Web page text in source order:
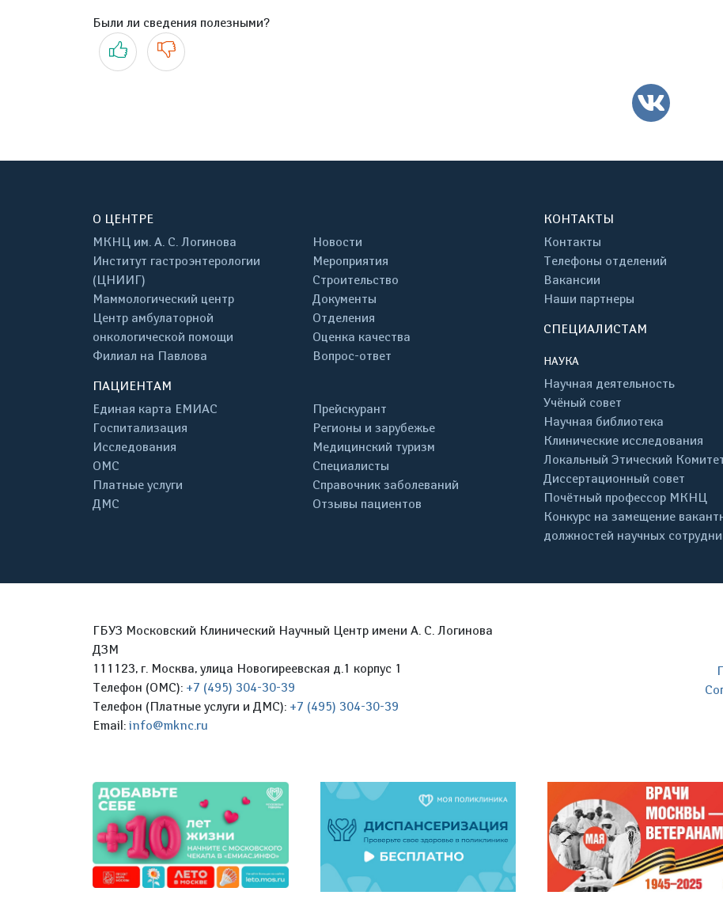
Были ли сведения полезными?
Да Нет
О ЦЕНТРЕ
МКНЦ им. А. С. Логинова
Институт гастроэнтерологии
(ЦНИИГ)
Маммологический центр
Центр амбулаторной
онкологической помощи
Филиал на Павлова
Новости
Мероприятия
Строительство
Документы
Отделения
Оценка качества
Вопрос-ответ
ПАЦИЕНТАМ
Единая карта ЕМИАС
Госпитализация
Исследования
ОМС
Платные услуги
ДМС
Прейскурант
Регионы и зарубежье
Медицинский туризм
Специалисты
Справочник заболеваний
Отзывы пациентов
КОНТАКТЫ
Контакты
Телефоны отделений
Вакансии
Наши партнеры
СПЕЦИАЛИСТАМ
НАУКА
Научная деятельность
Учёный совет
Научная библиотека
Клинические исследования
Локальный Этический
Диссертационный совет
Почётный профессор МКНЦ
Конкурс на замещение
должностей научных
ГБУЗ Московский Клинический Научный Центр имени А. С. Логинова
ДЗМ
111123, г. Москва, улица Новогиреевская д.1 корпус 1
Телефон (ОМС): +7 (495) 304-30-39
Телефон (Платные услуги и ДМС): +7 (495) 304-30-39
Email: info@mknc.ru